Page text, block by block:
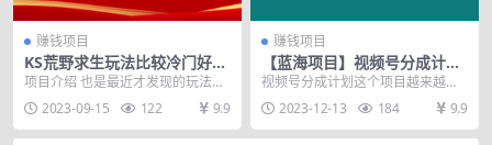
赚钱项目
KS荒野求生玩法比较冷门好做
（教程详细+带素材）
项目介绍 也是最近才发现的玩法挺
冷门的一个项目做的人还不是很多
现在外面卖890的...
2023-09-15 122 9.9
赚钱项目
【蓝海项目】视频号分成计
划，单天收益8000+，附玩法
视频号分成计划这个项目越来越火
了，做的人也越来越多，原因就是
项目太简单，收益太猛...
2023-12-13 184 9.9